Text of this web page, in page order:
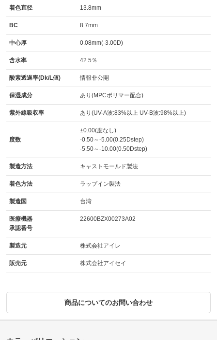
着色直径 13.8mm
BC 8.7mm
中心厚 0.08mm(-3.00D)
含水率 42.5％
酸素透過率(Dk/L値) 情報非公開
保湿成分 あり(MPCポリマー配合)
紫外線吸収率 あり(UV-A波:83%以上 UV-B波:98%以上)
度数
±0.00(度なし)
-0.50～-5.00(0.25Dstep)
-5.50～-10.00(0.50Dstep)
製造方法 キャストモールド製法
着色方法 ラップイン製法
製造国 台湾
医療機器
承認番号
22600BZX00273A02
製造元 株式会社アイレ
販売元 株式会社アイセイ
商品についてのお問い合わせ